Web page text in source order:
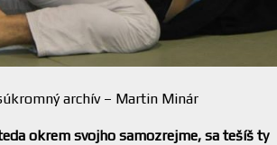
archív – Martin Minár
okrem svojho samozrejme, sa tešíš ty